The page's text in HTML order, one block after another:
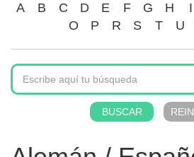
A B C D E F G H I
O
P R S T U